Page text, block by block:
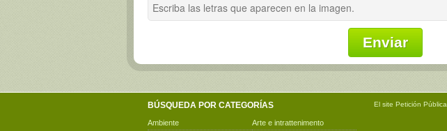
BÚSQUEDA POR CATEGORÍAS
Ambiente Arte e intrattenimento
El site Petición Pública